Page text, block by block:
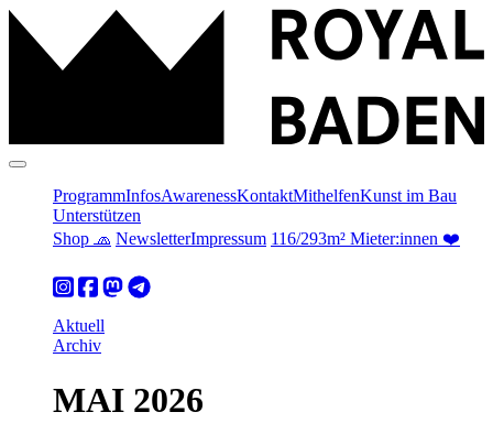
ProgrammInfosAwarenessKontaktMithelfenKunst im Bau
Unterstützen
Shop 🧢 NewsletterImpressum 116/293m² Mieter:innen ❤️
Aktuell
Archiv
MAI 2026